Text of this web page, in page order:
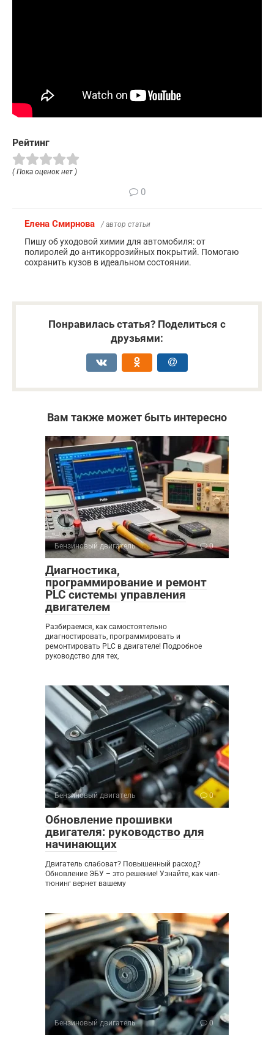
Рейтинг
( Пока оценок нет )
0
Елена Смирнова / автор статьи
Пишу об уходовой химии для автомобиля: от
полиролей до антикоррозийных покрытий. Помогаю
сохранить кузов в идеальном состоянии.
Понравилась статья? Поделиться с
друзьями:
Вам также может быть интересно
Бензиновый двигатель 0
Диагностика,
программирование и ремонт
PLC системы управления
двигателем
Разбираемся, как самостоятельно
диагностировать, программировать и
ремонтировать PLC в двигателе! Подробное
руководство для тех,
Бензиновый двигатель 0
Обновление прошивки
двигателя: руководство для
начинающих
Двигатель слабоват? Повышенный расход?
Обновление ЭБУ – это решение! Узнайте, как чип-
тюнинг вернет вашему
Бензиновый двигатель 0